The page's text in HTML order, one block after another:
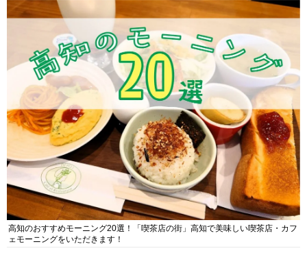
高知のおすすめモーニング20選！「喫茶店の街」高知で美味しい喫茶店・カフ
ェモーニングをいただきます！